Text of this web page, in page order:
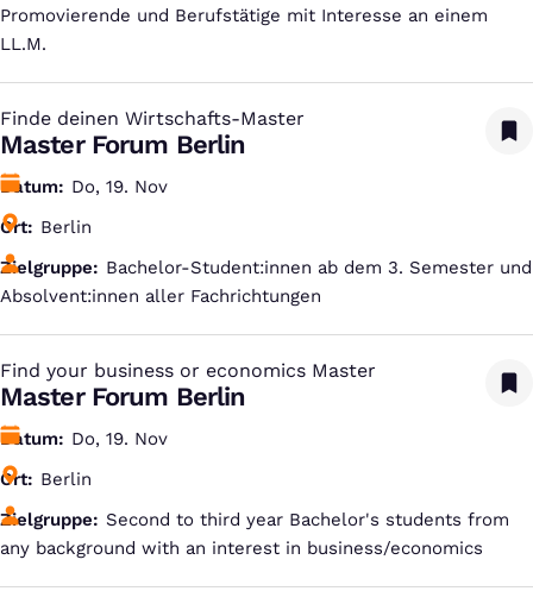
Promovierende und Berufstätige mit Interesse an einem
LL.M.
Finde deinen Wirtschafts-Master
:
Master Forum Berlin
Datum
Do, 19. Nov
Ort
Berlin
Zielgruppe
Bachelor-Student:innen ab dem 3. Semester und
Absolvent:innen aller Fachrichtungen
Find your business or economics Master
:
Master Forum Berlin
Datum
Do, 19. Nov
Ort
Berlin
Zielgruppe
Second to third year Bachelor's students from
any background with an interest in business/economics